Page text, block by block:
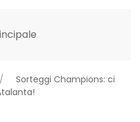
Sorteggi Champions: ci